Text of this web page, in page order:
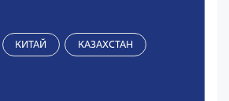
КИТАЙ КАЗАХСТАН